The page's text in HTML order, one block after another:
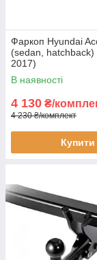
Фаркоп Hyundai
(sedan, hatchback)
2017)
В наявності
4 130 ₴/
4 230 ₴/комплект
Купити